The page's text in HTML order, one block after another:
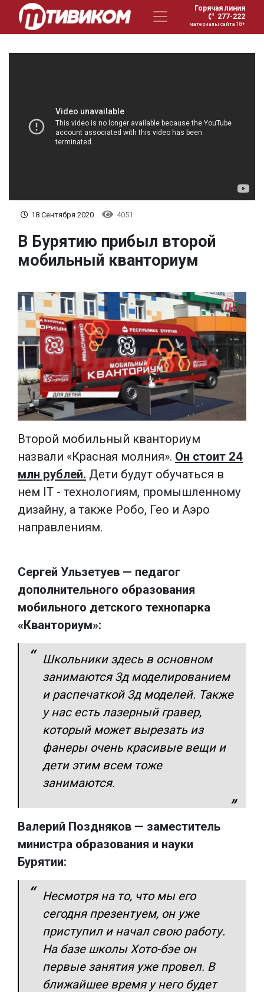
Горячая линия
277-222
материалы сайта 18+
18 Сентября 2020 4051
В Бурятию прибыл второй
мобильный кванториум
Второй мобильный кванториум
назвали «Красная молния». Он стоит 24
млн рублей. Дети будут обучаться в
нем IT - технологиям, промышленному
дизайну, а также Робо, Гео и Аэро
направлениям.
Сергей Ульзетуев — педагог
дополнительного образования
мобильного детского технопарка
«Кванториум»:
Школьники здесь в основном
занимаются 3д моделированием
и распечаткой 3д моделей. Также
у нас есть лазерный гравер,
который может вырезать из
фанеры очень красивые вещи и
дети этим всем тоже
занимаются.
Валерий Поздняков — заместитель
министра образования и науки
Бурятии:
Несмотря на то, что мы его
сегодня презентуем, он уже
приступил и начал свою работу.
На базе школы Хото-бэе он
первые занятия уже провел. В
ближайшее время у него будет